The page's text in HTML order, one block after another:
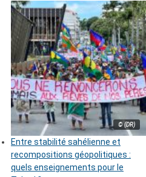
© (DR)
Entre stabilité sahélienne et
recompositions géopolitiques :
quels enseignements pour le